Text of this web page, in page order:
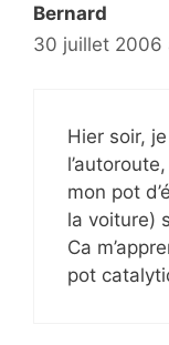
Bernard
30 juillet 2006
Hier soir,
mon pot
la voiture)
Ca
pot